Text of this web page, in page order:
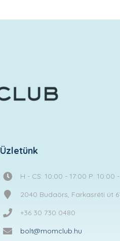
Üzletünk
H - CS: 10:00 - 17:00 P: 10:00
2040 Budaörs, Farkasréti út
+36 30 730 0480
bolt@momclub.hu